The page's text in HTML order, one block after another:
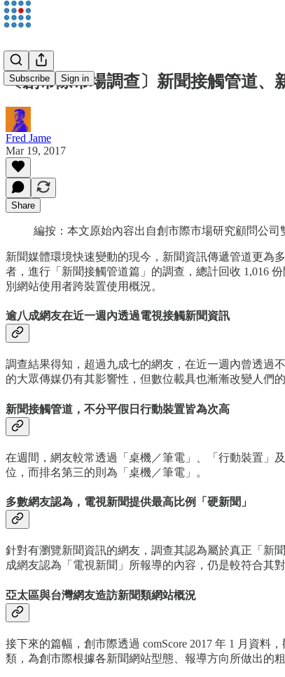
Subscribe Sign in
〔創市際市場調查〕新聞接觸管道、
Fred Jame
Mar 19, 2017
Share
編按：本文原始內容出自創市際市場研究顧問公司
新聞媒體環境快速變動的現今，新聞資訊傳遞管道更為
者，進行「新聞接觸管道篇」的調查，總計回收 1,016
別網站使用者跨裝置使用概況。
逾八成網友在近一週內透過電視接觸新聞資訊
調查結果得知，超過九成七的網友，在近一週內曾透過
的大眾傳媒仍有其影響性，但數位載具也漸漸改變人們的
新聞接觸管道，不分平假日行動裝置皆為次高
在週間，網友較常透過「桌機／筆電」、「行動裝置」
位，而排名第三的則為「桌機／筆電」。
多數網友認為，電視新聞提供最高比例「硬新聞」
針對有瀏覽新聞資訊的網友，調查其認為屬於真正「新
成網友認為「電視新聞」所報導的內容，仍是較符合其
亞太區與台灣網友造訪新聞類網站概況
接下來的篇幅，創市際透過 comScore 2017 年 1 月資
類，為創市際根據各新聞網站型態、報導方向所做出的